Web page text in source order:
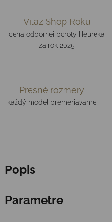
Víťaz Shop Roku
cena odbornej poroty Heureka
za rok 2025
Presné rozmery
každý model premeriavame
Popis
Parametre